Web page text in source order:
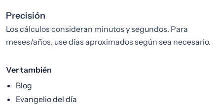
Precisión
Los cálculos consideran minutos y segundos. Para
meses/años, use días aproximados según sea necesario.
Ver también
Blog
Evangelio del día